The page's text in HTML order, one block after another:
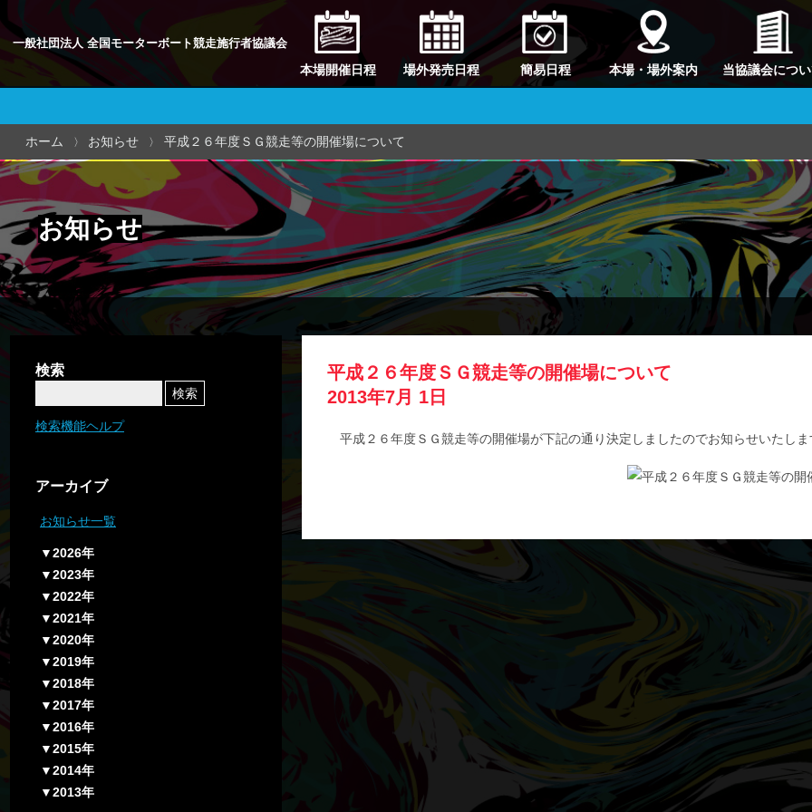
一般社団法人 全国モーターボート競走施行者協議会
本場開催日程 場外発売日程 簡易日程 本場・場外案内 当協議会につ
お知らせ
ホーム お知らせ 平成２６年度ＳＧ競走等の開催場について
検索
検索機能ヘルプ
アーカイブ
お知らせ一覧
▼2026年
▼2023年
▼2022年
▼2021年
▼2020年
▼2019年
▼2018年
▼2017年
▼2016年
▼2015年
▼2014年
▼2013年
平成２６年度ＳＧ競走等の開催場について
2013年7月 1日
平成２６年度ＳＧ競走等の開催場が下記の通り決定しましたのでお知らせいたしま